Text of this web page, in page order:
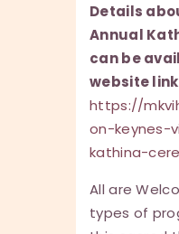
Details
Annual
can be
website
https://
on-keynes-
kathina-
All are
types of